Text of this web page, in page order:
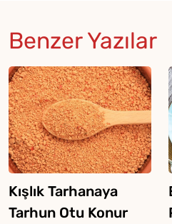
Benzer Yazılar
Kışlık Tarhanaya
Tarhun Otu Konur